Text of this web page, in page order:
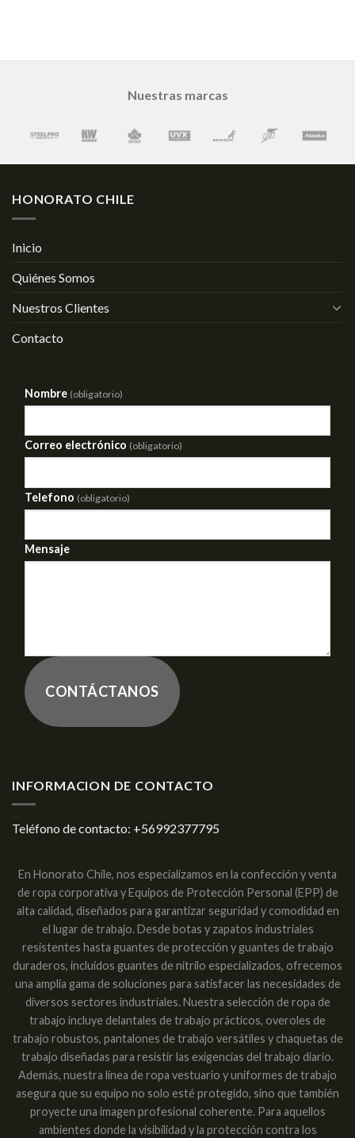
Nuestras marcas
HONORATO CHILE
Inicio
Quiénes Somos
Nuestros Clientes
Contacto
Nombre (obligatorio)
Correo electrónico (obligatorio)
Telefono (obligatorio)
Mensaje
CONTÁCTANOS
INFORMACION DE CONTACTO
Teléfono de contacto: +56992377795
En Honorato Chile, nos especializamos en la confección y venta
de ropa corporativa y Equipos de Protección Personal (EPP) de
alta calidad, diseñados para garantizar seguridad y comodidad en
el lugar de trabajo. Desde botas y zapatos industriales
resistentes hasta guantes de protección y guantes de trabajo
duraderos, incluidos guantes de nitrilo especializados, ofrecemos
una amplia gama de soluciones para satisfacer las necesidades de
diversos sectores industriales. Nuestra selección de ropa de
trabajo incluye delantales de trabajo prácticos, overoles de
trabajo robustos, pantalones de trabajo versátiles y chaquetas de
trabajo diseñadas para resistir las exigencias del trabajo diario.
Además, nuestra línea de ropa vestuario y uniformes de trabajo
asegura que su equipo no solo esté protegido, sino que también
proyecte una imagen profesional coherente. Para aquellos
ambientes donde la visibilidad y la protección contra los